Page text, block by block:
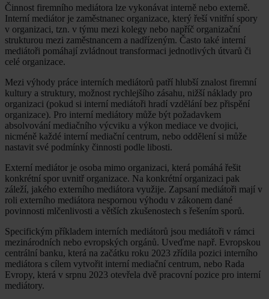
Činnost firemního mediátora lze vykonávat interně nebo externě.
Interní mediátor je zaměstnanec organizace, který řeší vnitřní spory
v organizaci, tzn. v týmu mezi kolegy nebo napříč organizační
strukturou mezi zaměstnancem a nadřízeným. Často také interní
mediátoři pomáhají zvládnout transformaci jednotlivých útvarů či
celé organizace.
Mezi výhody práce interních mediátorů patří hlubší znalost firemní
kultury a struktury, možnost rychlejšího zásahu, nižší náklady pro
organizaci (pokud si interní mediátoři hradí vzdělání bez přispění
organizace). Pro interní mediátory může být požadavkem
absolvování mediačního výcviku a výkon mediace ve dvojici,
nicméně každé interní mediační centrum, nebo oddělení si může
nastavit své podmínky činnosti podle libosti.
Externí mediátor je osoba mimo organizaci, která pomáhá řešit
konkrétní spor uvnitř organizace. Na konkrétní organizaci pak
záleží, jakého externího mediátora využije. Zapsaní mediátoři mají v
roli externího mediátora nespornou výhodu v zákonem dané
povinnosti mlčenlivosti a větších zkušenostech s řešením sporů.
Specifickým příkladem interních mediátorů jsou mediátoři v rámci
mezinárodních nebo evropských orgánů. Uveďme např. Evropskou
centrální banku, která na začátku roku 2023 zřídila pozici interního
mediátora s cílem vytvořit interní mediační centrum, nebo Rada
Evropy, která v srpnu 2023 otevřela dvě pracovní pozice pro interní
mediátory.